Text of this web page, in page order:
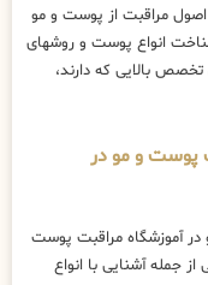
اصول مراقبت از پوست و مو
انواع پوست و روشهای
بالایی که دارند،
پوست و مو در
آموزشگاه مراقبت پوست
جمله آشنایی با انواع